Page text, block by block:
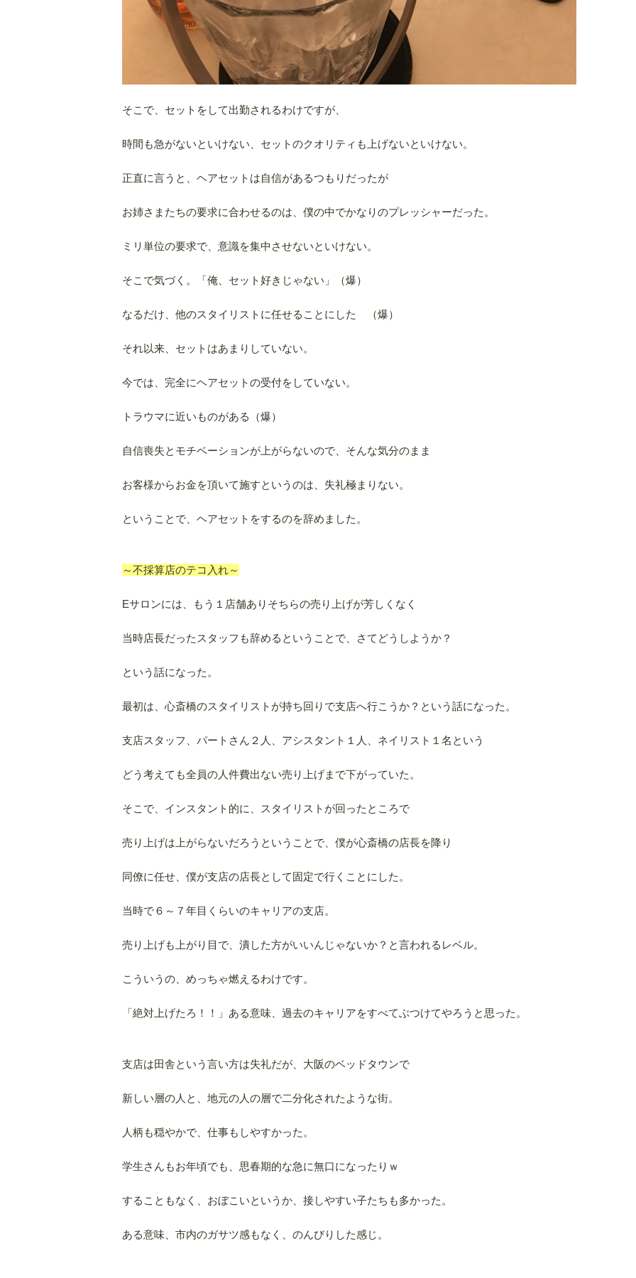
そこで、セットをして出勤されるわけですが、
時間も急がないといけない、セットのクオリティも上げないといけない。
正直に言うと、ヘアセットは自信があるつもりだったが
お姉さまたちの要求に合わせるのは、僕の中でかなりのプレッシャーだった。
ミリ単位の要求で、意識を集中させないといけない。
そこで気づく。「俺、セット好きじゃない」（爆）
なるだけ、他のスタイリストに任せることにした （爆）
それ以来、セットはあまりしていない。
今では、完全にヘアセットの受付をしていない。
トラウマに近いものがある（爆）
自信喪失とモチベーションが上がらないので、そんな気分のまま
お客様からお金を頂いて施すというのは、失礼極まりない。
ということで、ヘアセットをするのを辞めました。
～不採算店のテコ入れ～
Eサロンには、もう１店舗ありそちらの売り上げが芳しくなく
当時店長だったスタッフも辞めるということで、さてどうしようか？
という話になった。
最初は、心斎橋のスタイリストが持ち回りで支店へ行こうか？という話になった。
支店スタッフ、パートさん２人、アシスタント１人、ネイリスト１名という
どう考えても全員の人件費出ない売り上げまで下がっていた。
そこで、インスタント的に、スタイリストが回ったところで
売り上げは上がらないだろうということで、僕が心斎橋の店長を降り
同僚に任せ、僕が支店の店長として固定で行くことにした。
当時で６～７年目くらいのキャリアの支店。
売り上げも上がり目で、潰した方がいいんじゃないか？と言われるレベル。
こういうの、めっちゃ燃えるわけです。
「絶対上げたろ！！」ある意味、過去のキャリアをすべてぶつけてやろうと思った。
支店は田舎という言い方は失礼だが、大阪のベッドタウンで
新しい層の人と、地元の人の層で二分化されたような街。
人柄も穏やかで、仕事もしやすかった。
学生さんもお年頃でも、思春期的な急に無口になったりｗ
することもなく、おぼこいというか、接しやすい子たちも多かった。
ある意味、市内のガサツ感もなく、のんびりした感じ。